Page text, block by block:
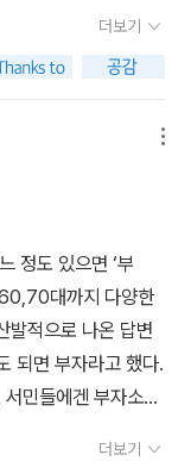
입지적인 인물이
많이 보는 것을 간과
는 그의 직업이 되었
많은 공부를 위해
자를 알아야 한다.
는 엘리트 학원을
직업 중에 하나인
토리와 그녀의 시
에 대한
천하라! 나눔, 베풂,
년 미국에서는
부가 의회에 ‘상속
이었다. 더구나 이 법
있는 난쟁이는 거인
이 글을 읽고 있는
하는 것이 내(저자)
지금의 나는 어떤 각
있는지 자신을 한
에서부터 시작 하여
한국인이라고 해
끝에 당당한 미국
담은 책이다. 언제
들은 있을 것이다.
것만이 아닌 노블
다 미국 사회의 훌
주는 것은 물론이고
는 점에서, 여타의
도 낯선 미국의 사
음 도착한 미국 공항
가 그 사람의 미국
사용하지 않는 일자
게되면 직업의 선
하게 생각하라 직
. 긍정적으로 사고라
정적인 사람이 성
만 쓰는 것은 더 중
모님의 솔선수범이
짓고 문맹 퇴치를
르기에 휩쓸리지 않
이죽을 끓여주셨다
고있었던 것이다.이
더보기
정도 있으면 ‘부
대까지 다양한
발적으로 나온 답변
되면 부자라고 했다.
민들에겐 부자소리
더보기